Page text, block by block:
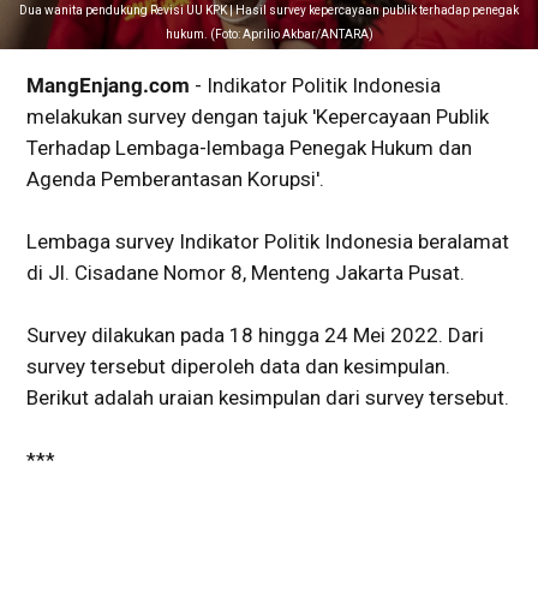
Dua wanita pendukung Revisi UU KPK | Hasil survey kepercayaan publik terhadap penegak
hukum. (Foto: Aprilio Akbar/ANTARA)
MangEnjang.com - Indikator Politik Indonesia
melakukan survey dengan tajuk 'Kepercayaan Publik
Terhadap Lembaga-lembaga Penegak Hukum dan
Agenda Pemberantasan Korupsi'.
Lembaga survey Indikator Politik Indonesia beralamat
di Jl. Cisadane Nomor 8, Menteng Jakarta Pusat.
Survey dilakukan pada 18 hingga 24 Mei 2022. Dari
survey tersebut diperoleh data dan kesimpulan.
Berikut adalah uraian kesimpulan dari survey tersebut.
***